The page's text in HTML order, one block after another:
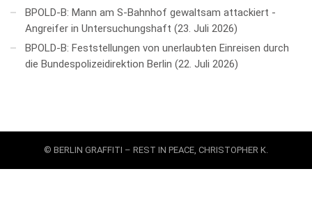
BPOLD-B: Mann am S-Bahnhof gewaltsam attackiert -
Angreifer in Untersuchungshaft
23. Juli 2026
BPOLD-B: Feststellungen von unerlaubten Einreisen durch
die Bundespolizeidirektion Berlin
22. Juli 2026
© BERLIN GRAFFITI – REST IN PEACE, CHRISTOPHER K.